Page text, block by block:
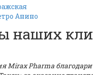
Анино
наших
Mirах Pharma